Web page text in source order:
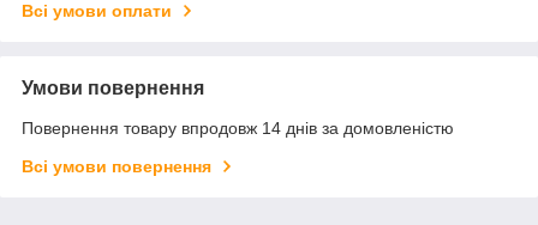
Всі умови оплати
Умови повернення
Повернення товару впродовж 14 днів за домовленістю
Всі умови повернення